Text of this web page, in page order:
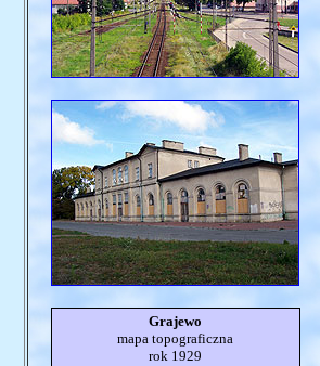
Grajewo
mapa topograficzna
rok 1929